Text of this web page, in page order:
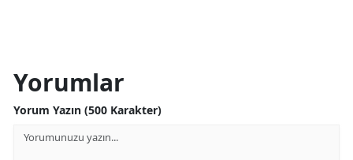
Yorumlar
Yorum Yazın (500 Karakter)